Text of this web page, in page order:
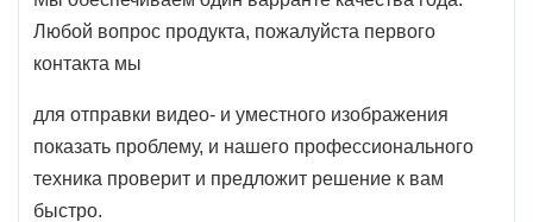
Любой вопрос продукта, пожалуйста первого
контакта мы
для отправки видео- и уместного изображения
показать проблему, и нашего профессионального
техника проверит и предложит решение к вам
быстро.